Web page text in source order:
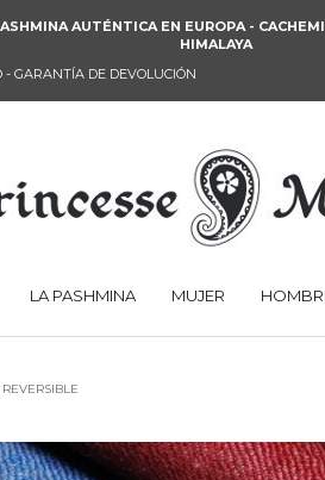
AUTÉNTICA EN EUROPA -
HIMALAYA
- GARANTÍA DE DEVOLUCIÓN
LA PASHMINA MUJER